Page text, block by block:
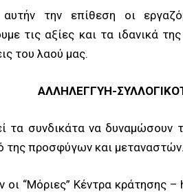
την επίθεση οι
τις αξίες και τα ιδανικά
του λαού μας.
ΑΛΛΗΛΕΓΓΥΗ-
τα συνδικάτα να δυναμώσουν
της προσφύγων και μεταναστών.
οι “Μόριες” Κέντρα κράτησης